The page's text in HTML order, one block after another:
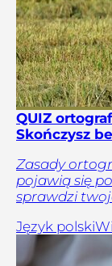
QUIZ
Skończysz
Zasady
pojawią się
sprawdzi
Język polski